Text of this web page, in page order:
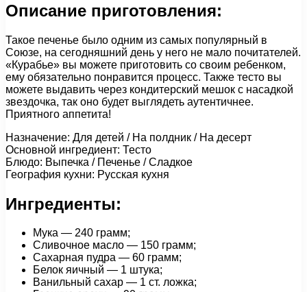
Описание приготовления:
Такое печенье было одним из самых популярный в
Союзе, на сегодняшний день у него не мало почитателей.
«Курабье» вы можете приготовить со своим ребенком,
ему обязательно понравится процесс. Также тесто вы
можете выдавить через кондитерский мешок с насадкой
звездочка, так оно будет выглядеть аутентичнее.
Приятного аппетита!
Назначение: Для детей / На полдник / На десерт
Основной ингредиент: Тесто
Блюдо: Выпечка / Печенье / Сладкое
География кухни: Русская кухня
Ингредиенты:
Мука — 240 грамм;
Сливочное масло — 150 грамм;
Сахарная пудра — 60 грамм;
Белок яичный — 1 штука;
Ванильный сахар — 1 ст. ложка;